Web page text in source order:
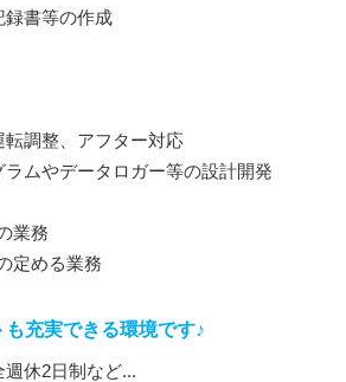
録書等の作成
調整、アフター対応
ムやデータロガー等の設計開発
業務
定める業務
充実できる環境です♪
休2日制など...